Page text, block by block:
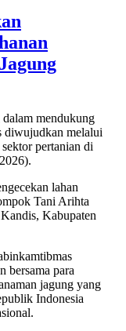
mendukung
diwujudkan melalui
pertanian di
lahan
Tani Arihta
Kabupaten
bersama para
jagung yang
Indonesia